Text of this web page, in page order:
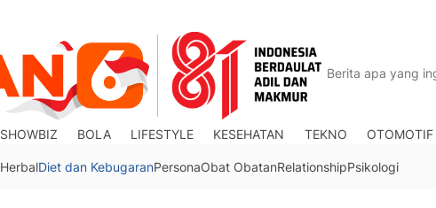
SHOWBIZ BOLA LIFESTYLE KESEHATAN TEKNO OTOMOTIF
HerbalDiet dan KebugaranPersonaObat ObatanRelationshipPsikologi